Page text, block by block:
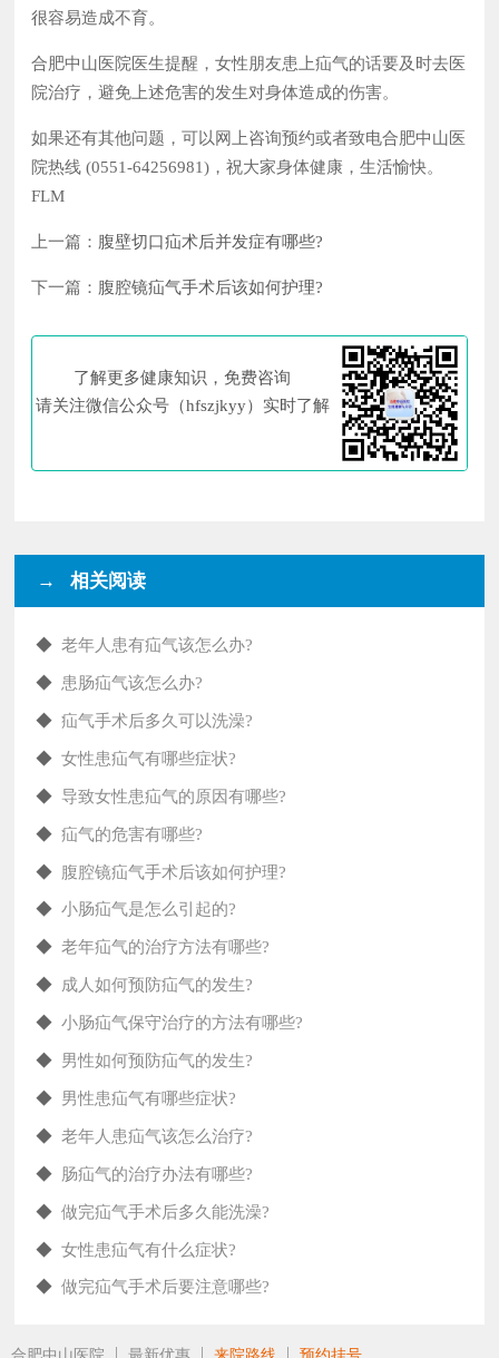
很容易造成不育。
合肥中山医院医生提醒，女性朋友患上疝气的话要及时去医
院治疗，避免上述危害的发生对身体造成的伤害。
如果还有其他问题，可以网上咨询预约或者致电合肥中山医
院热线 (0551-64256981)，祝大家身体健康，生活愉快。
FLM
上一篇： 腹壁切口疝术后并发症有哪些?
下一篇： 腹腔镜疝气手术后该如何护理?
了解更多健康知识，免费咨询
请关注微信公众号（hfszjkyy）实时了解
→ 相关阅读
◆老年人患有疝气该怎么办?
◆ 患肠疝气该怎么办?
◆疝气手术后多久可以洗澡?
◆女性患疝气有哪些症状?
◆ 导致女性患疝气的原因有哪些?
◆疝气的危害有哪些?
◆ 腹腔镜疝气手术后该如何护理?
◆小肠疝气是怎么引起的?
◆老年疝气的治疗方法有哪些?
◆ 成人如何预防疝气的发生?
◆小肠疝气保守治疗的方法有哪些?
◆ 男性如何预防疝气的发生?
◆ 男性患疝气有哪些症状?
◆老年人患疝气该怎么治疗?
◆ 肠疝气的治疗办法有哪些?
◆做完疝气手术后多久能洗澡?
◆女性患疝气有什么症状?
◆做完疝气手术后要注意哪些?